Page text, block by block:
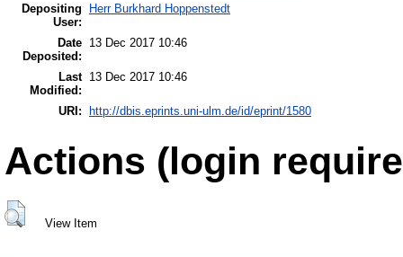
Depositing
User:
Herr Burkhard Hoppenstedt
Date
Deposited:
13 Dec 2017 10:46
Last
Modified:
13 Dec 2017 10:46
URI: http://dbis.eprints.uni-ulm.de/id/eprint/1580
Actions (login
View Item